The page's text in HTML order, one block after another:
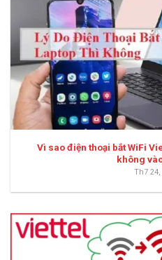
Vì sao điện thoại bắt WiFi
không
Th7 24,